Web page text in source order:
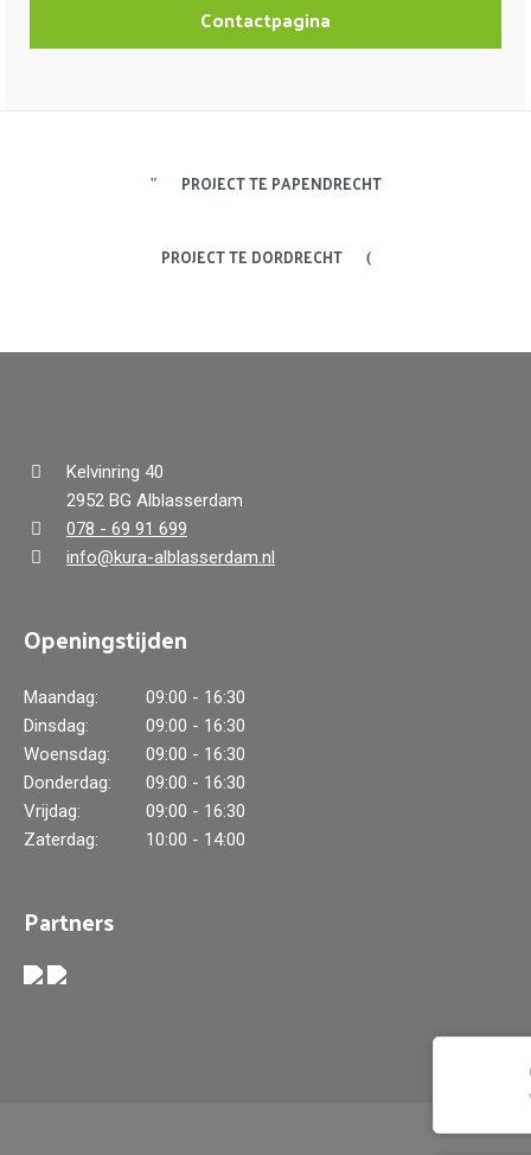
Contactpagina
PROJECT TE PAPENDRECHT
PROJECT TE DORDRECHT
Kelvinring 40
2952 BG Alblasserdam
078 - 69 91 699
info@kura-alblasserdam.nl
Openingstijden
Maandag:
09:00 - 16:30
Dinsdag:
09:00 - 16:30
Woensdag:
09:00 - 16:30
Donderdag:
09:00 - 16:30
Vrijdag:
09:00 - 16:30
Zaterdag:
10:00 - 14:00
Partners